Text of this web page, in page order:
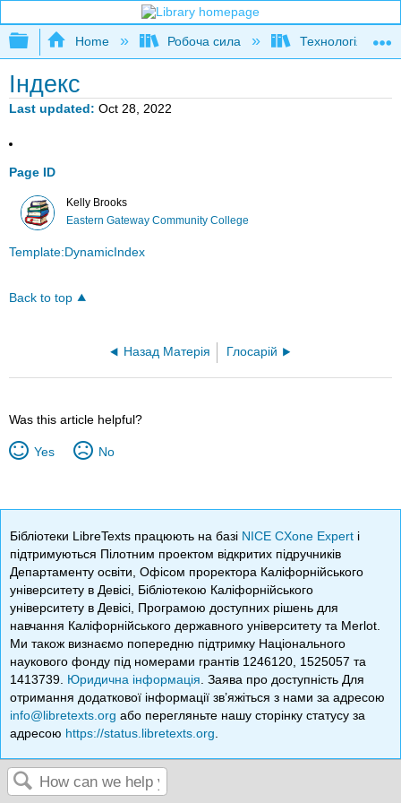
Expand/collapse global hierarchy
Home Робоча сила Технологія
Індекс
Last updated Oct 28, 2022
Page ID
Kelly Brooks
Eastern Gateway Community College
Template:DynamicIndex
Back to top
Назад Матерія Глосарій
Was this article helpful?
Yes No
Бібліотеки LibreTexts працюють на базі NICE CXone Expert і
підтримуються Пілотним проектом відкритих підручників
Департаменту освіти, Офісом проректора Каліфорнійського
університету в Девісі, Бібліотекою Каліфорнійського
університету в Девісі, Програмою доступних рішень для
навчання Каліфорнійського державного університету та Merlot.
Ми також визнаємо попередню підтримку Національного
наукового фонду під номерами грантів 1246120, 1525057 та
1413739. Юридична інформація . Заява про доступність Для
отримання додаткової інформації зв’яжіться з нами за адресою
info@libretexts.org або перегляньте нашу сторінку статусу за
адресою https://status.libretexts.org